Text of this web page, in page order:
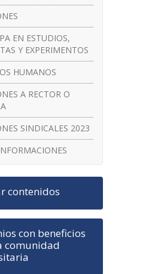
EN ESTUDIOS,
Y EXPERIMENTOS
HUMANOS
A RECTOR O
SINDICALES 2023
contenidos
con beneficios
comunidad